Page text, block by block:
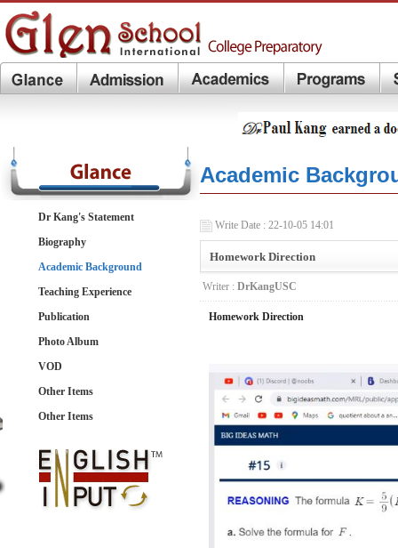
Dr Kang's Statement
Biography
Academic Background
Teaching Experience
Publication
Photo Album
VOD
Other Items
Other Items
Academic
Write Date : 22-10-05 14:01
Homework Direction
Writer : DrKangUSC
Homework Direction